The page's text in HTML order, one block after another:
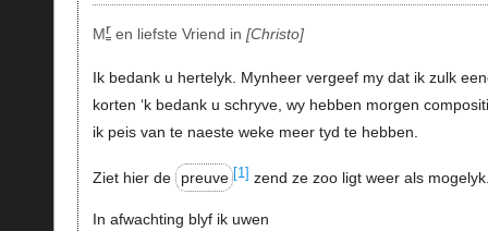
Mren liefste Vriend in Christo
Ik bedank u hertelyk. Mynheer vergeef my dat ik zulk
korten ‘k bedank u schryve, wy hebben morgen
ik peis van te naeste weke meer tyd te hebben.
Ziet hier de preuve [1] zend ze zoo ligt weer als
In afwachting blyf ik uwen